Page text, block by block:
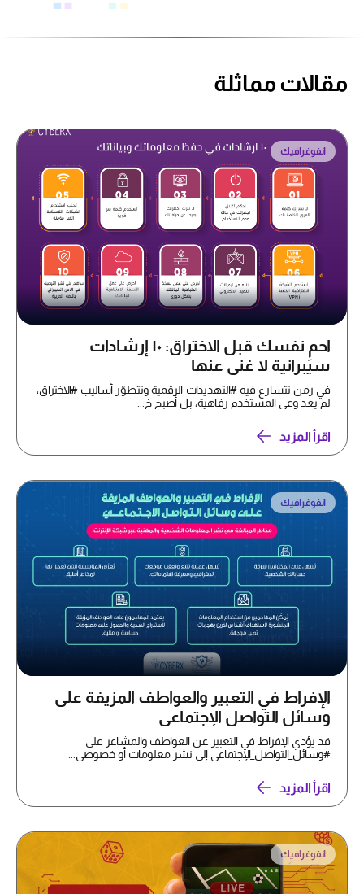
مقالات مماثلة
انفوغرافيك
احمِ نفسك قبل الاختراق: ١٠ إرشادات
سيبرانية لا غنى عنها
في زمن تتسارع فيه #التهديدات_الرقمية وتتطوّر أساليب #الاختراق،
لم يعد وعي المستخدم رفاهية، بل أصبح خ...
اقرأ المزيد
انفوغرافيك
الإفراط في التعبير والعواطف المزيفة على
وسائل التواصل الإجتماعي
قد يؤدي الإفراط في التعبير عن العواطف والمشاعر على
#وسائل_التواصل_الإجتماعي إلى نشر معلومات أو خصوصي...
اقرأ المزيد
انفوغرافيك